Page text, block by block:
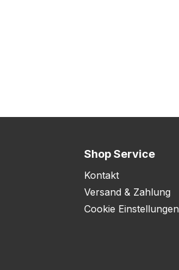
Shop Service
Kontakt
Versand & Zahlung
Cookie Einstellungen